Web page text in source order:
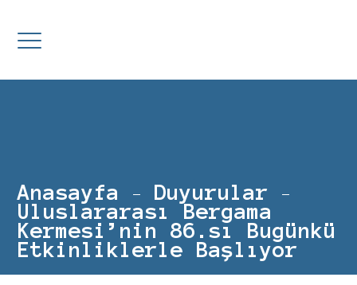
Anasayfa
Duyurular
Uluslararası Bergama
Kermesi’nin 86.sı Bugünkü
Etkinliklerle Başlıyor